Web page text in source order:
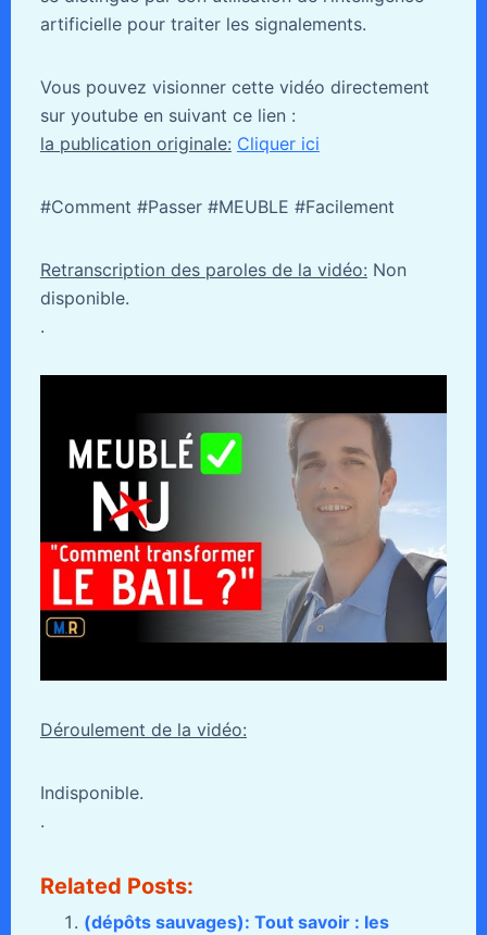
artificielle pour traiter les signalements.
Vous pouvez visionner cette vidéo directement
sur youtube en suivant ce lien :
la publication originale: Cliquer ici
#Comment #Passer #MEUBLE #Facilement
Retranscription des paroles de la vidéo: Non
disponible.
.
Déroulement de la vidéo:
Indisponible.
.
Related Posts:
(dépôts sauvages): Tout savoir : les